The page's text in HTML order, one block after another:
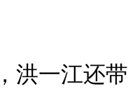
洪一江还